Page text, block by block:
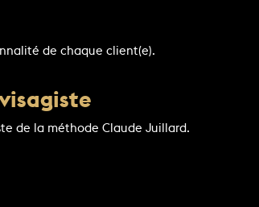
de chaque client(e).
de la méthode Claude Juillard.